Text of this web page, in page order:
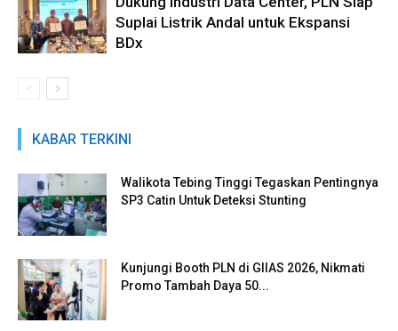
Suplai Listrik Andal untuk Ekspansi
BDx
KABAR TERKINI
Walikota Tebing Tinggi Tegaskan Pentingnya
SP3 Catin Untuk Deteksi Stunting
Kunjungi Booth PLN di GIIAS 2026, Nikmati
Promo Tambah Daya 50...